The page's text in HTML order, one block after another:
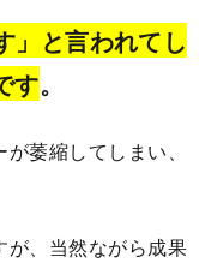
」と言われてし
す。
萎縮してしまい、
が、当然ながら成果